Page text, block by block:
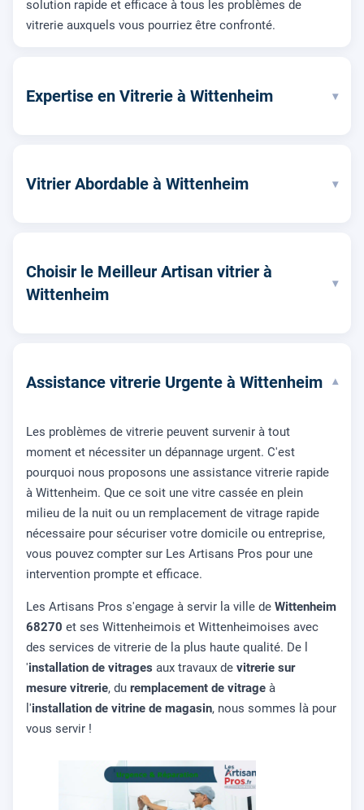
solution rapide et efficace à tous les problèmes de
vitrerie auxquels vous pourriez être confronté.
Expertise en Vitrerie à Wittenheim ▾
Vitrier Abordable à Wittenheim ▾
Choisir le Meilleur Artisan vitrier à
Wittenheim
▾
Assistance vitrerie Urgente à Wittenheim ▾
Les problèmes de vitrerie peuvent survenir à tout
moment et nécessiter un dépannage urgent. C'est
pourquoi nous proposons une assistance vitrerie rapide
à Wittenheim. Que ce soit une vitre cassée en plein
milieu de la nuit ou un remplacement de vitrage rapide
nécessaire pour sécuriser votre domicile ou entreprise,
vous pouvez compter sur Les Artisans Pros pour une
intervention prompte et efficace.
Les Artisans Pros s'engage à servir la ville de Wittenheim
68270 et ses Wittenheimois et Wittenheimoises avec
des services de vitrerie de la plus haute qualité. De l
'installation de vitrages aux travaux de vitrerie sur
mesure vitrerie, du remplacement de vitrage à
l'installation de vitrine de magasin, nous sommes là pour
vous servir !